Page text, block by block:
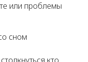
или проблемы
сном